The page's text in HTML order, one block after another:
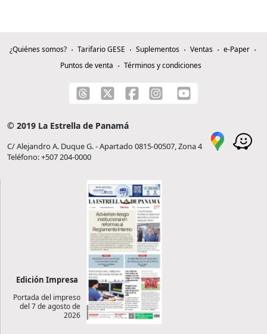
¿Quiénes somos? Tarifario GESE Suplementos Ventas
e-Paper
Puntos de venta
Términos y condiciones
© 2019 La Estrella de Panamá
C/ Alejandro A. Duque G. - Apartado 0815-00507, Zona 4
Teléfono: +507 204-0000
Edición Impresa
Portada del impreso
del 7 de agosto de
2026